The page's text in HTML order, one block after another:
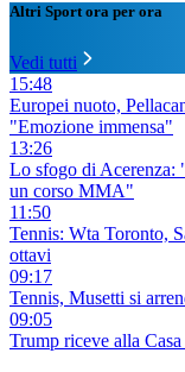
Altri Sport ora per ora
Vedi tutti
15:48
Europei nuoto,
"Emozione immensa"
13:26
Lo sfogo di Acerenza:
un corso MMA"
11:50
Tennis: Wta Toronto,
ottavi
09:17
Tennis, Musetti si
09:05
Trump riceve alla